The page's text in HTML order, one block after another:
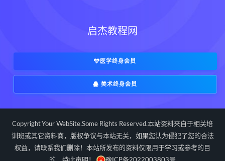
启杰教程网
医学终身会员
美术终身会员
Copyright Your WebSite.Some Rights Reserved.本站资料来自于相关培
训班或其它资料商，版权争议与本站无关，如果您认为侵犯了您的合法
权益，请联系我们删除！本站所发布的资料仅限用于学习或参考的目